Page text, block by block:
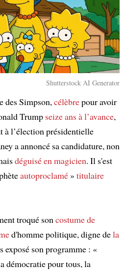
Shutterstock AI Generator
des Simpson, célèbrepour avoir
Trump seize ans à l’avance,
à l’élection présidentielle
a annoncé sa candidature, non
déguisé en magicien. Il s'est
autoproclamé» titulaire
troqué son costume de
d'homme politique, digne dela
exposé son programme : «
démocratie pour tous, la